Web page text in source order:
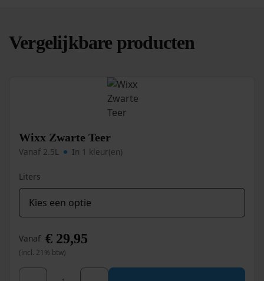
Vergelijkbare producten
Wixx Zwarte Teer
Vanaf 2.5L In 1 kleur(en)
Liters
Vanaf € 29,95
(incl. 21% btw)
Wixx Zwarte Teer aantal
Dit